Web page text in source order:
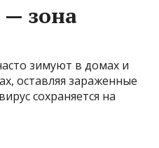
зона
зимуют в домах и
оставляя зараженные
сохраняется на